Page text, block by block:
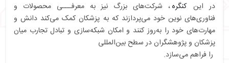
در این کنگره، شرکت‌های بزرگ نیز به معرفـــی محصولات و
فناوری‌های نوین خود می‌پردازند که به پزشکان کمک می‌کند دانش و
مهارت‌های خود را به‌روز کنند و امکان شبکه‌سازی و تبادل تجارب میان
پزشکان و پژوهشگران در سطح بین‌المللی
را فراهم می‌سازد.